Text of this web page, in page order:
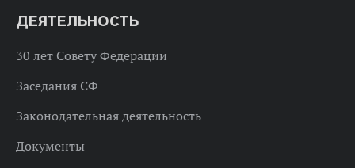
ДЕЯТЕЛЬНОСТЬ
30 лет Совету Федерации
Заседания СФ
Законодательная деятельность
Документы